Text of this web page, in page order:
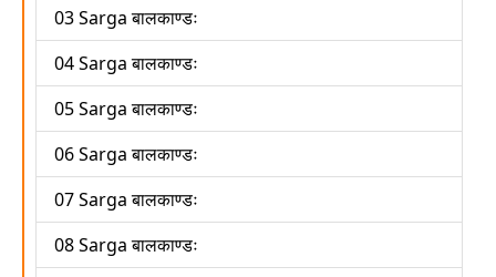
03 Sarga बालकाण्डः
04 Sarga बालकाण्डः
05 Sarga बालकाण्डः
06 Sarga बालकाण्डः
07 Sarga बालकाण्डः
08 Sarga बालकाण्डः